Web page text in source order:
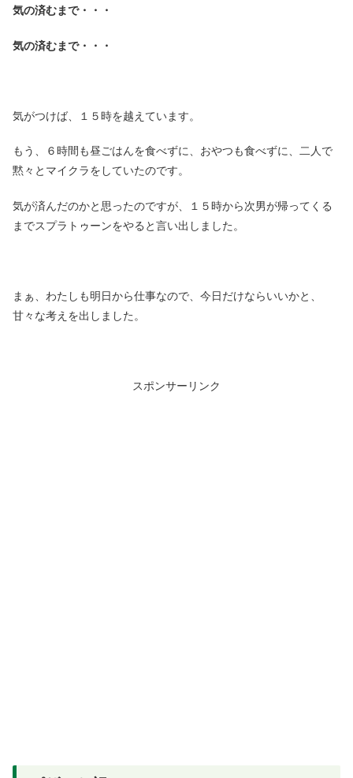
気の済むまで・・・
気の済むまで・・・
気がつけば、１５時を越えています。
もう、６時間も昼ごはんを食べずに、おやつも食べずに、二人で
黙々とマイクラをしていたのです。
気が済んだのかと思ったのですが、１５時から次男が帰ってくる
までスプラトゥーンをやると言い出しました。
まぁ、わたしも明日から仕事なので、今日だけならいいかと、
甘々な考えを出しました。
スポンサーリンク